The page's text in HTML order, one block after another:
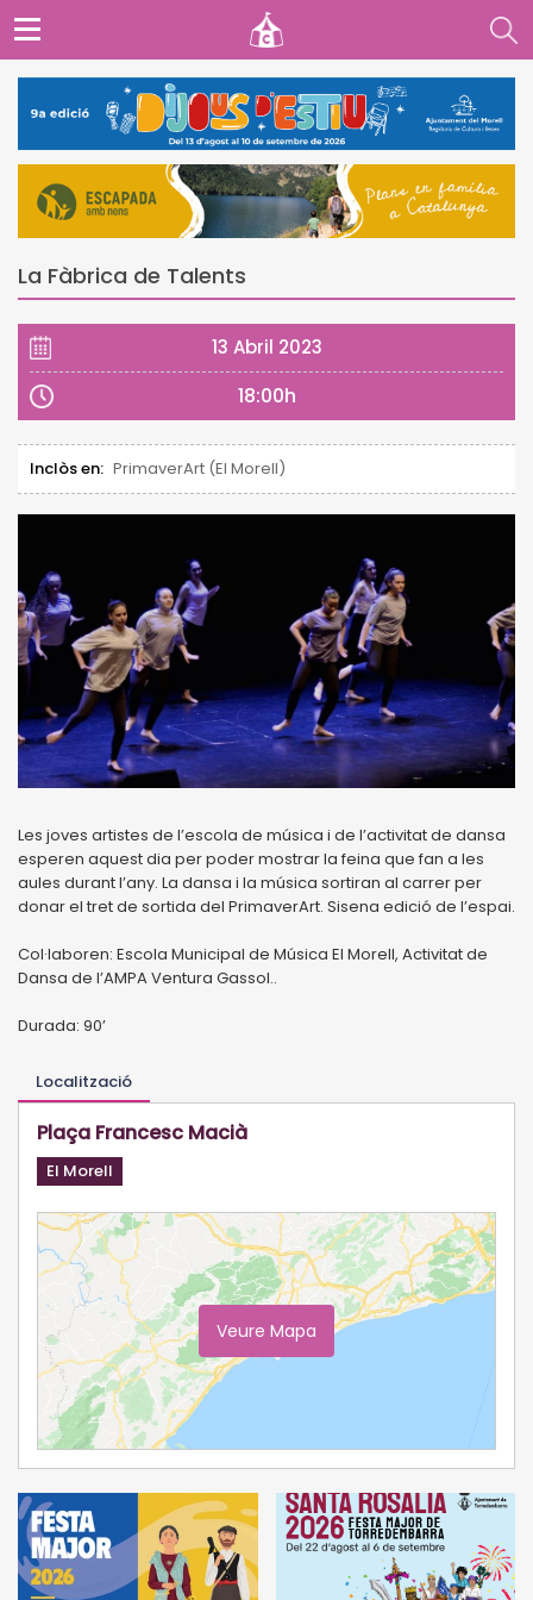
La Fàbrica de Talents
13 Abril 2023
18:00h
Inclòs en: PrimaverArt (El Morell)
Les joves artistes de l’escola de música i de l’activitat de dansa
esperen aquest dia per poder mostrar la feina que fan a les
aules durant l’any. La dansa i la música sortiran al carrer per
donar el tret de sortida del PrimaverArt. Sisena edició de l’espai.
Col·laboren: Escola Municipal de Música El Morell, Activitat de
Dansa de l’AMPA Ventura Gassol..
Durada: 90’
Localització
Plaça Francesc Macià
El Morell
Veure Mapa